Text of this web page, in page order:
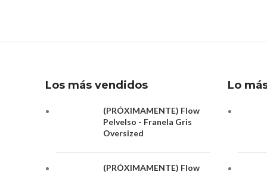
Los más vendidos
(PRÓXIMAMENTE) Flow
Pelvelso - Franela Gris
Oversized
(PRÓXIMAMENTE) Flow
Lo